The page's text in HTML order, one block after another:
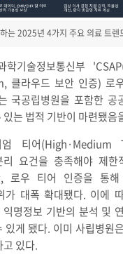
는 2025년 4가지 주요 의료 트
기술정보통신부
클라우드 보안 인증) 로
국공립병원을 포함한 공
는 법적 기반이 마련됐음
엄 티어(High·Medium
요건을 충족해야 제한
로우 티어 인증을 통해
가 대폭 확대됐다. 이에
명정보 기반의 분석 및
있게 됐다. 이미 사립병원
있다.